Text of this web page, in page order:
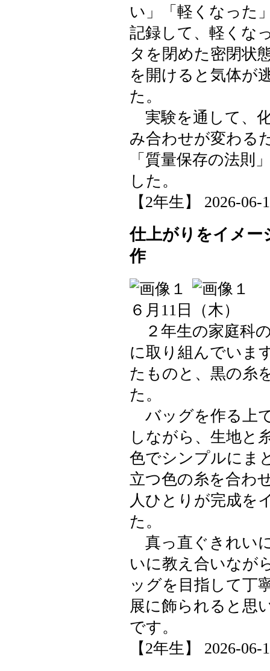
い」「軽くなった
記録して、軽くな
タを閉めた密閉状
を開けると気体が
た。
実験を通して、
み合わせが変わる
「質量保存の法則
した。
【2年生】 2026-06-
仕上がりをイメー
作
６月11日（木）
２年生の家庭科
に取り組んでいま
たものと、黒の糸
た。
バッグを作る上
しながら、生地と
色でシンプルにま
立つ色の糸を合わ
人ひとりが完成を
た。
真っ直ぐきれい
いに教え合いなが
ッグを目指して丁
展に飾られると思
です。
【2年生】 2026-06-